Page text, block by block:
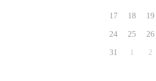
17 18 19
24 25 26
31 1 2